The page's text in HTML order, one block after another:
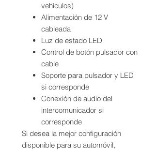
vehículos)
Alimentación de 12 V
cableada
Luz de estado LED
Control de botón pulsador con
cable
Soporte para pulsador y LED
si corresponde
Conexión de audio del
intercomunicador si
corresponde
Si desea la mejor configuración
disponible para su automóvil,